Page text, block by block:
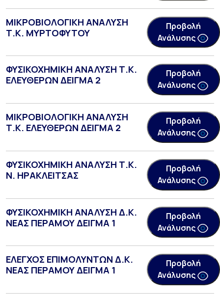
ΜΙΚΡΟΒΙΟΛΟΓΙΚΗ ΑΝΑΛΥΣΗ
Τ.Κ. ΜΥΡΤΟΦΥΤΟΥ
Προβολή
Ανάλυσης
ΦΥΣΙΚΟΧΗΜΙΚΗ ΑΝΑΛΥΣΗ Τ.Κ.
ΕΛΕΥΘΕΡΩΝ ΔΕΙΓΜΑ 2
Προβολή
Ανάλυσης
ΜΙΚΡΟΒΙΟΛΟΓΙΚΗ ΑΝΑΛΥΣΗ
Τ.Κ. ΕΛΕΥΘΕΡΩΝ ΔΕΙΓΜΑ 2
Προβολή
Ανάλυσης
ΦΥΣΙΚΟΧΗΜΙΚΗ ΑΝΑΛΥΣΗ Τ.Κ.
Ν. ΗΡΑΚΛΕΙΤΣΑΣ
Προβολή
Ανάλυσης
ΦΥΣΙΚΟΧΗΜΙΚΗ ΑΝΑΛΥΣΗ Δ.Κ.
ΝΕΑΣ ΠΕΡΑΜΟΥ ΔΕΙΓΜΑ 1
Προβολή
Ανάλυσης
ΕΛΕΓΧΟΣ ΕΠΙΜΟΛΥΝΤΩΝ Δ.Κ.
ΝΕΑΣ ΠΕΡΑΜΟΥ ΔΕΙΓΜΑ 1
Προβολή
Ανάλυσης